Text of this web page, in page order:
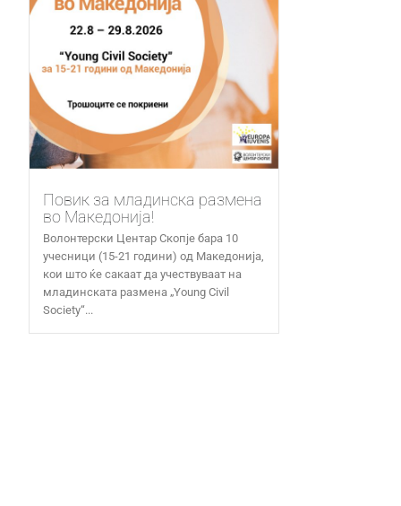
Повик за младинска размена
во Македонија!
Волонтерски Центар Скопје бара 10
учесници (15-21 години) од Македонија,
кои што ќе сакаат да учествуваат на
младинската размена „Young Civil
Society“...